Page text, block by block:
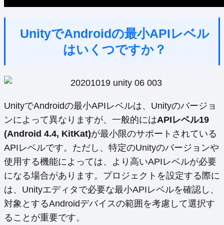
UnityでAndroidの最小APIレベル
はいくつですか？
UnityでAndroidの最小APIレベルは、Unityのバージョ
ンによって異なりますが、一般的にはAPIレベル19
(Android 4.4, KitKat)が最小限のサポートされている
APIレベルです。ただし、特定のUnityのバージョンや
使用する機能によっては、より高いAPIレベルが必要
になる場合があります。プロジェクトを設定する際に
は、Unityエディタで必要な最小APIレベルを確認し、
対象とするAndroidデバイスの範囲を考慮して選択す
ることが重要です。